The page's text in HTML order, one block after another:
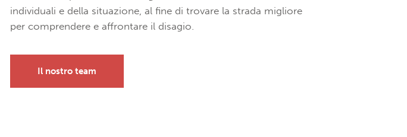
individuali e della situazione, al fine di trovare la strada migliore
per comprendere e affrontare il disagio.
Il nostro team